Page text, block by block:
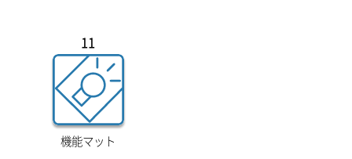
11
機能マット